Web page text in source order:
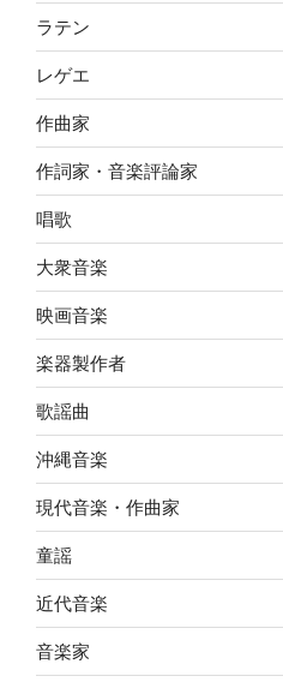
ラテン
レゲエ
作曲家
作詞家・音楽評論家
唱歌
大衆音楽
映画音楽
楽器製作者
歌謡曲
沖縄音楽
現代音楽・作曲家
童謡
近代音楽
音楽家